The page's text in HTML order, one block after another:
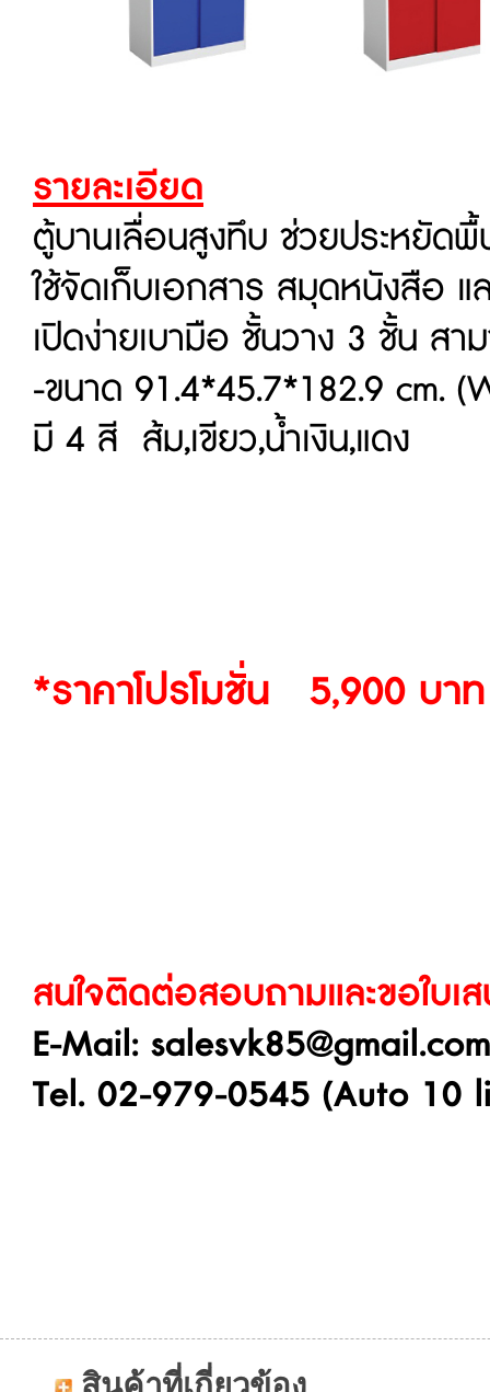
รายละเอียด
ตู้บานเลื่อนสูงทึบ ช่วยประหยัดพื้
ใช้จัดเก็บเอกสาร สมุดหนังสือ แ
เปิดง่ายเบามือ ชั้นวาง 3 ชั้น สา
-ขนาด 91.4*45.7*182.9 cm.
มี 4 สี ส้ม,เขียว,น้ำเงิน,แดง
*ราคาโปรโมชั่น 5,900 บ
สนใจติดต่อสอบถามและขอใบเ
E-Mail: salesvk85@gmail.com
Tel. 02-979-0545 (Auto 10